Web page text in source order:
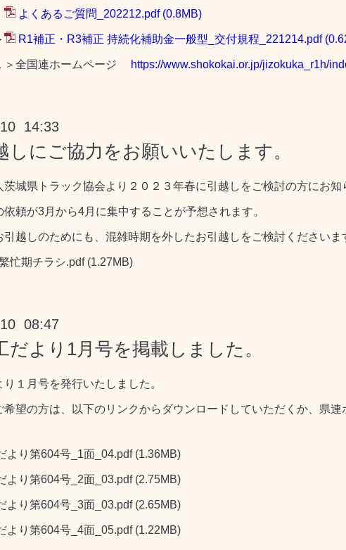
よくあるご質問_202212.pdf(0.8MB)
R1補正・R3補正 持続化補助金一般型_交付規程_221214.pdf
＞全国連ホームページ https://www.shokokai.or.jp/jizokuka_r1h/
10 14:33
しにご協力をお願いいたします。
城県トラック協会より２０２３年春に引越しをご検討の方にお知
頼が3月から4月に集中することが予想されます。
引越しのためにも、混雑時期を外したお引越しをご検討くださいま
忙期チラシ.pdf (1.27MB)
10 08:47
だより1月号を掲載しました。
１月号を発行いたしました。
希望の方は、以下のリンクからダウンロードしていただくか、県
より第604号_1面_04.pdf (1.36MB)
より第604号_2面_03.pdf (2.75MB)
より第604号_3面_03.pdf (2.65MB)
より第604号_4面_05.pdf (1.22MB)